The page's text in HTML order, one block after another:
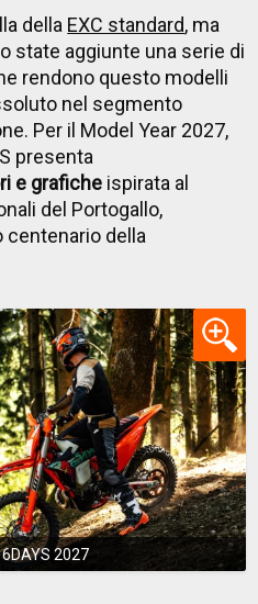
della EXC standard, ma
state aggiunte una serie di
rendono questo modelli
nel segmento
Per il Model Year 2027,
presenta
e grafiche ispirata al
del Portogallo,
della
6DAYS 2027